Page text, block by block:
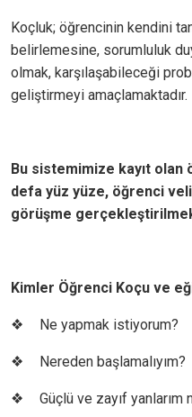
Koçluk; öğrencinin kendini
belirlemesine, sorumluluk
olmak, karşılaşabileceği
geliştirmeyi amaçlamaktadır.
Bu sistemimize kayıt
defa yüz yüze, öğrenci
görüşme
Kimler Öğrenci Koçu ve
❖ Ne yapmak istiyorum?
❖ Nereden başlamalıyım?
❖ Güçlü ve zayıf yanlarım